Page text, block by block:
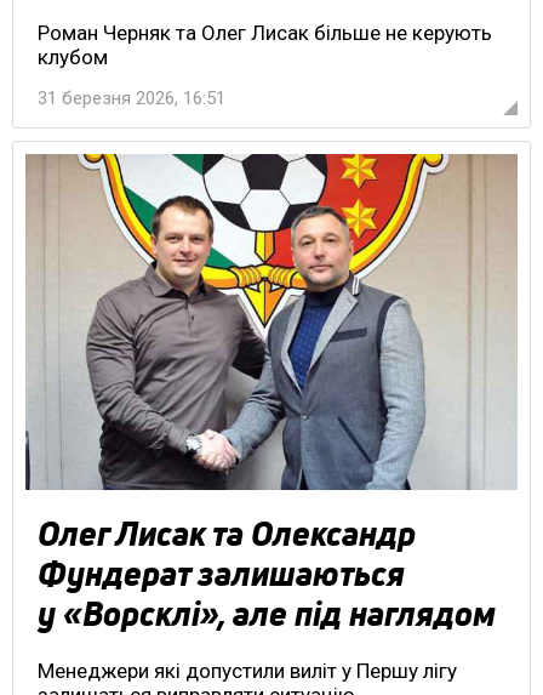
Роман Черняк та Олег Лисак більше не керують
клубом
31 березня 2026, 16:51
Олег Лисак та Олександр
Фундерат залишаються
у «Ворсклі», але під наглядом
Менеджери які допустили виліт у Першу лігу